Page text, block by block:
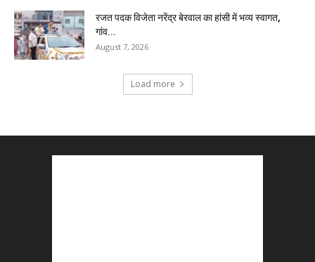
रजत पदक विजेता नरेंद्र बेरवाल का हांसी में भव्य स्वागत,
गांव...
August 7, 2026
Load more